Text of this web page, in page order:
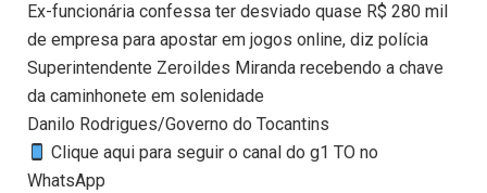
Ex-funcionária confessa ter desviado quase R$ 280 mil
de empresa para apostar em jogos online, diz polícia
Superintendente Zeroildes Miranda recebendo a chave
da caminhonete em solenidade
Danilo Rodrigues/Governo do Tocantins
Clique aqui para seguir o canal do g1 TO no
WhatsApp